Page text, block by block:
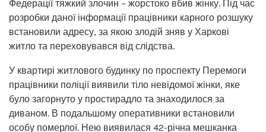
Федерації тяжкий злочин – жорстоко вбив жінку. Під час
розробки даної інформації працівники карного розшуку
встановили адресу, за якою злодій зняв у Харкові
житло та переховувався від слідства.
У квартирі житлового будинку по проспекту Перемоги
працівники поліції виявили тіло невідомої жінки, яке
було загорнуто у простирадло та знаходилося за
диваном. В подальшому оперативники встановили
особу померлої. Нею виявилася 42-річна мешканка